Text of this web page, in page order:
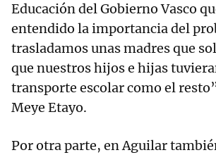
Educación del Gobierno Vasco
entendido la importancia del
trasladamos unas madres que
que nuestros hijos e hijas
transporte escolar como el
Meye Etayo.
Por otra parte, en Aguilar